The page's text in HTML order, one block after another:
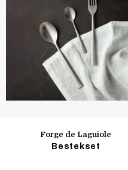
Forge de Laguiole
Bestekset